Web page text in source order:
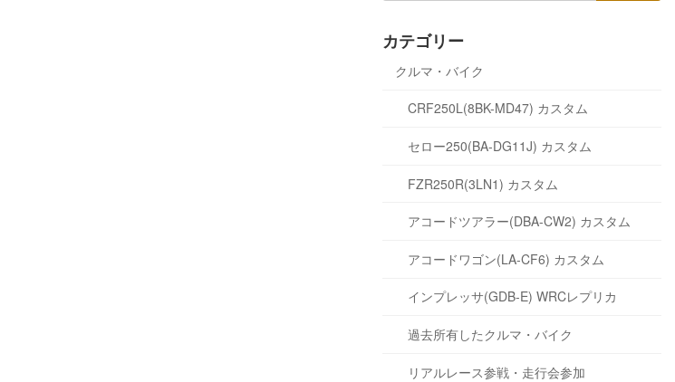
カテゴリー
クルマ・バイク
CRF250L(8BK-MD47) カスタム
セロー250(BA-DG11J) カスタム
FZR250R(3LN1) カスタム
アコードツアラー(DBA-CW2) カスタム
アコードワゴン(LA-CF6) カスタム
インプレッサ(GDB-E) WRCレプリカ
過去所有したクルマ・バイク
リアルレース参戦・走行会参加